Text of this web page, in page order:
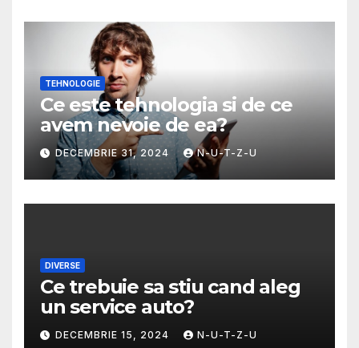
TEHNOLOGIE
Ce este tehnologia si de ce
avem nevoie de ea?
DECEMBRIE 31, 2024 N-U-T-Z-U
DIVERSE
Ce trebuie sa stiu cand aleg
un service auto?
DECEMBRIE 15, 2024 N-U-T-Z-U